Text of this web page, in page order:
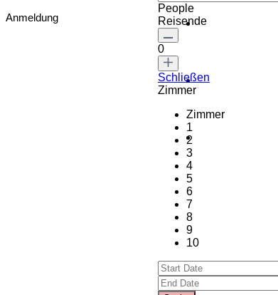
Anmeldung
People
Reisende
0
Schließen
Zimmer
Zimmer
1
2
3
4
5
6
7
8
9
10